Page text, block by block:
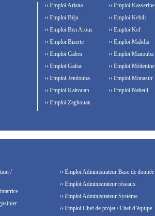
›› Emploi Ariana
›› Emploi Béja
›› Emploi Ben Arous
›› Emploi Bizerte
›› Emploi Gabes
›› Emploi Gafsa
›› Emploi Jendouba
›› Emploi Kairouan
›› Emploi Kasserine
›› Emploi Kebili
›› Emploi Kef
›› Emploi Mahdia
›› Emploi Manouba
›› Emploi Médenine
›› Emploi Monastir
›› Emploi Nabeul
›› Emploi Zaghouan
/
›› Emploi Administrateur Base de donnée
›› Emploi Administrateur réseaux
›› Emploi Administrateur Système
›› Emploi Chef de projet / Chef d’équipe